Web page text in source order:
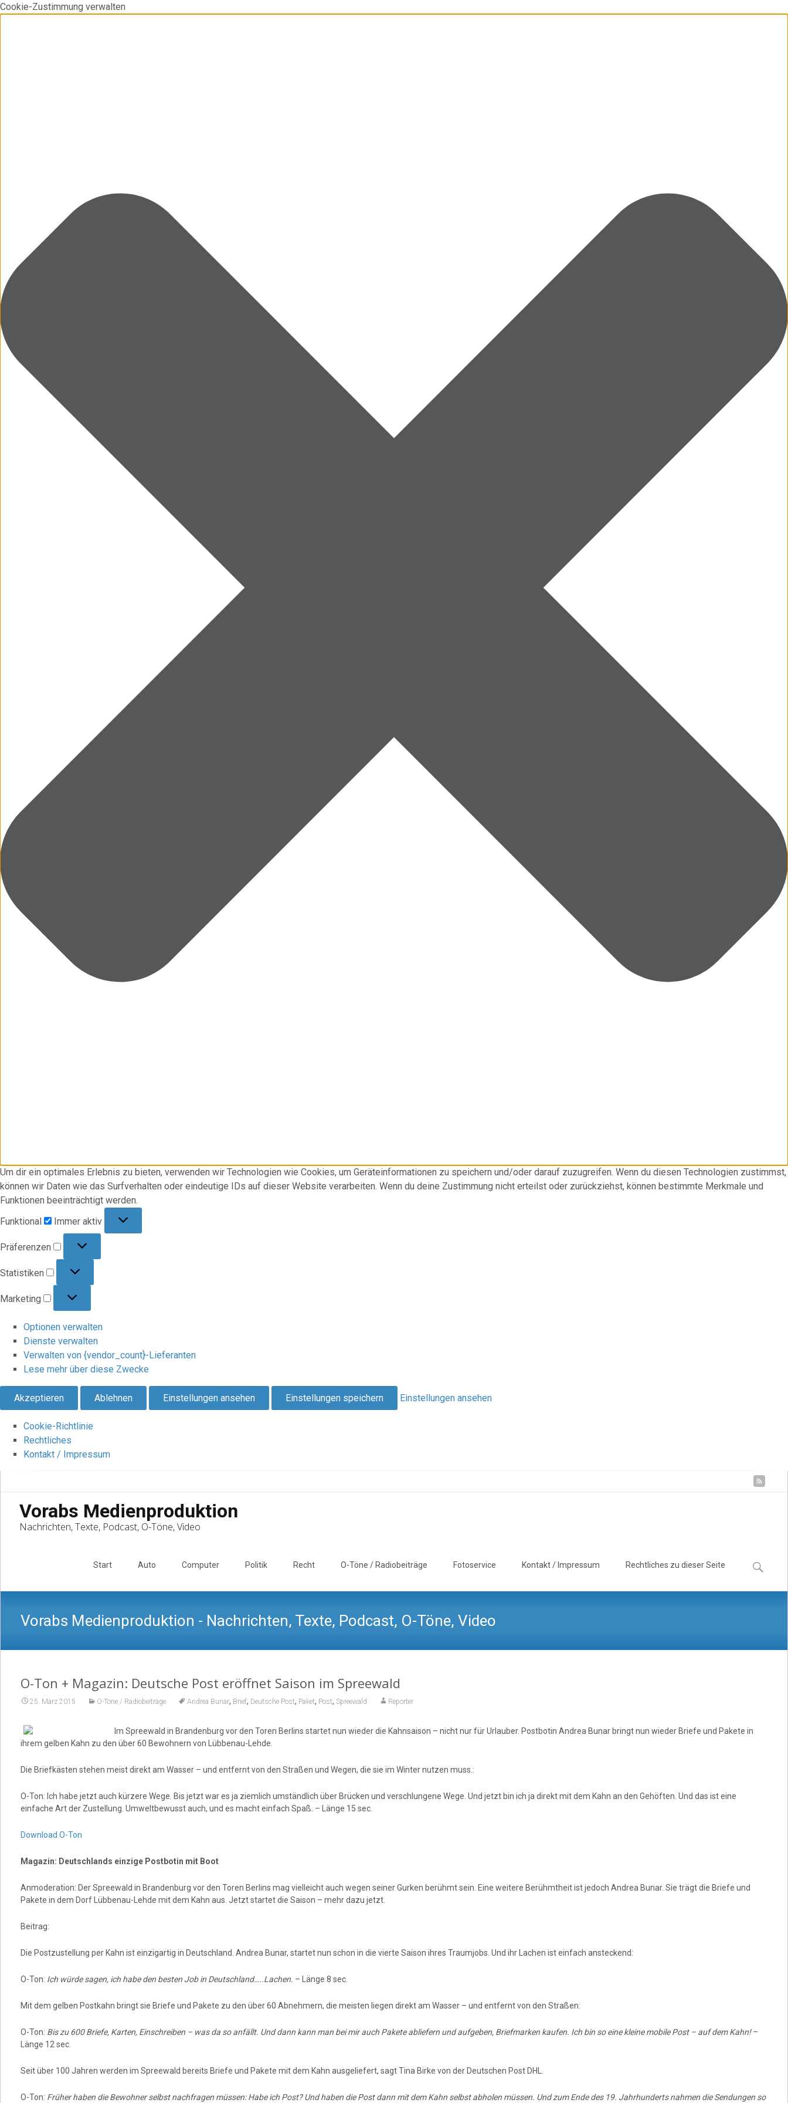
Cookie-Zustimmung verwalten
Um dir ein optimales Erlebnis zu bieten, verwenden wir Technologien wie Cookies, um Geräteinformationen zu speichern und/oder darauf zuzugreifen. Wenn du diesen Technologien zustimmst,
können wir Daten wie das Surfverhalten oder eindeutige IDs auf dieser Website verarbeiten. Wenn du deine Zustimmung nicht erteilst oder zurückziehst, können bestimmte Merkmale und
Funktionen beeinträchtigt werden.
Funktional
Immer aktiv
Präferenzen
Statistiken
Marketing
Optionen verwalten
Dienste verwalten
Verwalten von {vendor_count}-Lieferanten
Lese mehr über diese Zwecke
Akzeptieren Ablehnen Einstellungen ansehen Einstellungen speichern Einstellungen ansehen
Cookie-Richtlinie
Rechtliches
Kontakt / Impressum
Vorabs Medienproduktion
Nachrichten, Texte, Podcast, O-Töne, Video
Start Auto Computer Politik Recht O-Töne / Radiobeiträge Fotoservice Kontakt / Impressum Rechtliches zu dieser Seite
Suchen
nach:
Vorabs Medienproduktion - Nachrichten, Texte, Podcast, O-Töne, Video
O-Ton + Magazin: Deutsche Post eröffnet Saison im Spreewald
25. März 2015 O-Töne / Radiobeiträge Andrea Bunar, Brief, Deutsche Post, Paket, Post, Spreewald Reporter
Im Spreewald in Brandenburg vor den Toren Berlins startet nun wieder die Kahnsaison – nicht nur für Urlauber. Postbotin Andrea Bunar bringt nun wieder Briefe und Pakete in
ihrem gelben Kahn zu den über 60 Bewohnern von Lübbenau-Lehde.
Die Briefkästen stehen meist direkt am Wasser – und entfernt von den Straßen und Wegen, die sie im Winter nutzen muss.:
O-Ton: Ich habe jetzt auch kürzere Wege. Bis jetzt war es ja ziemlich umständlich über Brücken und verschlungene Wege. Und jetzt bin ich ja direkt mit dem Kahn an den Gehöften. Und das ist eine
einfache Art der Zustellung. Umweltbewusst auch, und es macht einfach Spaß. – Länge 15 sec.
Download O-Ton
Magazin: Deutschlands einzige Postbotin mit Boot
Anmoderation: Der Spreewald in Brandenburg vor den Toren Berlins mag vielleicht auch wegen seiner Gurken berühmt sein. Eine weitere Berühmtheit ist jedoch Andrea Bunar. Sie trägt die Briefe und
Pakete in dem Dorf Lübbenau-Lehde mit dem Kahn aus. Jetzt startet die Saison – mehr dazu jetzt.
Beitrag:
Die Postzustellung per Kahn ist einzigartig in Deutschland. Andrea Bunar, startet nun schon in die vierte Saison ihres Traumjobs. Und ihr Lachen ist einfach ansteckend:
O-Ton: Ich würde sagen, ich habe den besten Job in Deutschland…..Lachen. – Länge 8 sec.
Mit dem gelben Postkahn bringt sie Briefe und Pakete zu den über 60 Abnehmern, die meisten liegen direkt am Wasser – und entfernt von den Straßen:
O-Ton: Bis zu 600 Briefe, Karten, Einschreiben – was da so anfällt. Und dann kann man bei mir auch Pakete abliefern und aufgeben, Briefmarken kaufen. Ich bin so eine kleine mobile Post – auf dem Kahn!–
Länge 12 sec.
Seit über 100 Jahren werden im Spreewald bereits Briefe und Pakete mit dem Kahn ausgeliefert, sagt Tina Birke von der Deutschen Post DHL.
O-Ton: Früher haben die Bewohner selbst nachfragen müssen: Habe ich Post? Und haben die Post dann mit dem Kahn selbst abholen müssen. Und zum Ende des 19. Jahrhunderts nahmen die Sendungen so